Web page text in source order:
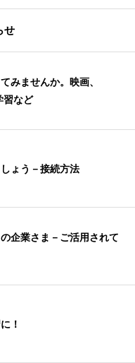
せ
みませんか。映画、
習など
ょう－接続方法
企業さま－ご活用されて
！